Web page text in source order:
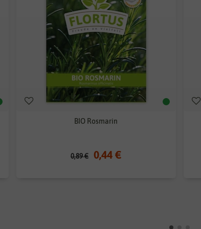
BIO Rosmarin
0,89 € 0,44 €